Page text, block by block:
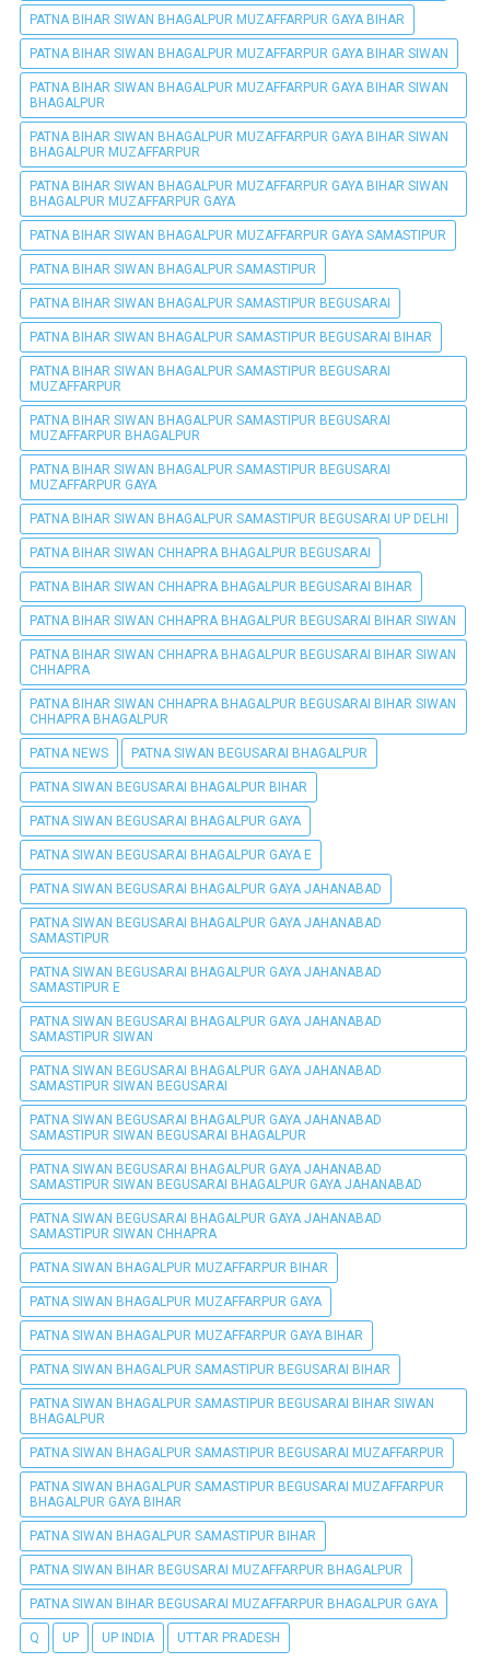
PATNA BIHAR SIWAN BHAGALPUR MUZAFFARPUR GAYA BIHAR
PATNA BIHAR SIWAN BHAGALPUR MUZAFFARPUR GAYA BIHAR SIWAN
PATNA BIHAR SIWAN BHAGALPUR MUZAFFARPUR GAYA BIHAR SIWAN
BHAGALPUR
PATNA BIHAR SIWAN BHAGALPUR MUZAFFARPUR GAYA BIHAR SIWAN
BHAGALPUR MUZAFFARPUR
PATNA BIHAR SIWAN BHAGALPUR MUZAFFARPUR GAYA BIHAR SIWAN
BHAGALPUR MUZAFFARPUR GAYA
PATNA BIHAR SIWAN BHAGALPUR MUZAFFARPUR GAYA SAMASTIPUR
PATNA BIHAR SIWAN BHAGALPUR SAMASTIPUR
PATNA BIHAR SIWAN BHAGALPUR SAMASTIPUR BEGUSARAI
PATNA BIHAR SIWAN BHAGALPUR SAMASTIPUR BEGUSARAI BIHAR
PATNA BIHAR SIWAN BHAGALPUR SAMASTIPUR BEGUSARAI
MUZAFFARPUR
PATNA BIHAR SIWAN BHAGALPUR SAMASTIPUR BEGUSARAI
MUZAFFARPUR BHAGALPUR
PATNA BIHAR SIWAN BHAGALPUR SAMASTIPUR BEGUSARAI
MUZAFFARPUR GAYA
PATNA BIHAR SIWAN BHAGALPUR SAMASTIPUR BEGUSARAI UP DELHI
PATNA BIHAR SIWAN CHHAPRA BHAGALPUR BEGUSARAI
PATNA BIHAR SIWAN CHHAPRA BHAGALPUR BEGUSARAI BIHAR
PATNA BIHAR SIWAN CHHAPRA BHAGALPUR BEGUSARAI BIHAR SIWAN
PATNA BIHAR SIWAN CHHAPRA BHAGALPUR BEGUSARAI BIHAR SIWAN
CHHAPRA
PATNA BIHAR SIWAN CHHAPRA BHAGALPUR BEGUSARAI BIHAR SIWAN
CHHAPRA BHAGALPUR
PATNA NEWS PATNA SIWAN BEGUSARAI BHAGALPUR
PATNA SIWAN BEGUSARAI BHAGALPUR BIHAR
PATNA SIWAN BEGUSARAI BHAGALPUR GAYA
PATNA SIWAN BEGUSARAI BHAGALPUR GAYA E
PATNA SIWAN BEGUSARAI BHAGALPUR GAYA JAHANABAD
PATNA SIWAN BEGUSARAI BHAGALPUR GAYA JAHANABAD
SAMASTIPUR
PATNA SIWAN BEGUSARAI BHAGALPUR GAYA JAHANABAD
SAMASTIPUR E
PATNA SIWAN BEGUSARAI BHAGALPUR GAYA JAHANABAD
SAMASTIPUR SIWAN
PATNA SIWAN BEGUSARAI BHAGALPUR GAYA JAHANABAD
SAMASTIPUR SIWAN BEGUSARAI
PATNA SIWAN BEGUSARAI BHAGALPUR GAYA JAHANABAD
SAMASTIPUR SIWAN BEGUSARAI BHAGALPUR
PATNA SIWAN BEGUSARAI BHAGALPUR GAYA JAHANABAD
SAMASTIPUR SIWAN BEGUSARAI BHAGALPUR GAYA JAHANABAD
PATNA SIWAN BEGUSARAI BHAGALPUR GAYA JAHANABAD
SAMASTIPUR SIWAN CHHAPRA
PATNA SIWAN BHAGALPUR MUZAFFARPUR BIHAR
PATNA SIWAN BHAGALPUR MUZAFFARPUR GAYA
PATNA SIWAN BHAGALPUR MUZAFFARPUR GAYA BIHAR
PATNA SIWAN BHAGALPUR SAMASTIPUR BEGUSARAI BIHAR
PATNA SIWAN BHAGALPUR SAMASTIPUR BEGUSARAI BIHAR SIWAN
BHAGALPUR
PATNA SIWAN BHAGALPUR SAMASTIPUR BEGUSARAI MUZAFFARPUR
PATNA SIWAN BHAGALPUR SAMASTIPUR BEGUSARAI MUZAFFARPUR
BHAGALPUR GAYA BIHAR
PATNA SIWAN BHAGALPUR SAMASTIPUR BIHAR
PATNA SIWAN BIHAR BEGUSARAI MUZAFFARPUR BHAGALPUR
PATNA SIWAN BIHAR BEGUSARAI MUZAFFARPUR BHAGALPUR GAYA
Q UP UP INDIA UTTAR PRADESH